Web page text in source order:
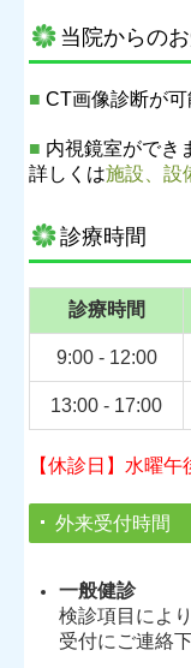
当院からの
■ CT画像診断が可
■ 内視鏡室ができ
詳しくは施設、設
診療時間
診療時間
9:00- 12:00
13:00 - 17:00
【休診日】水曜午
外来受付時間
一般健診
検診項目によ
受付にご連絡